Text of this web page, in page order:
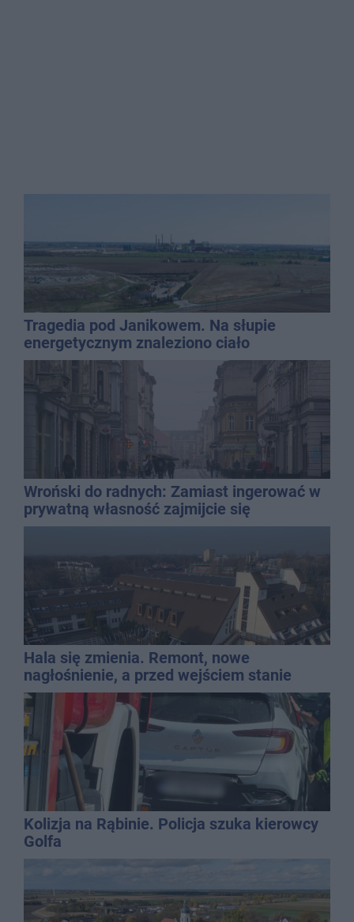
Tragedia pod Janikowem. Na słupie
energetycznym znaleziono ciało
mężczyzny
Wroński do radnych: Zamiast ingerować w
prywatną własność zajmijcie się
gospodarką
Hala się zmienia. Remont, nowe
nagłośnienie, a przed wejściem stanie
QEMETICA ARENA
Kolizja na Rąbinie. Policja szuka kierowcy
Golfa